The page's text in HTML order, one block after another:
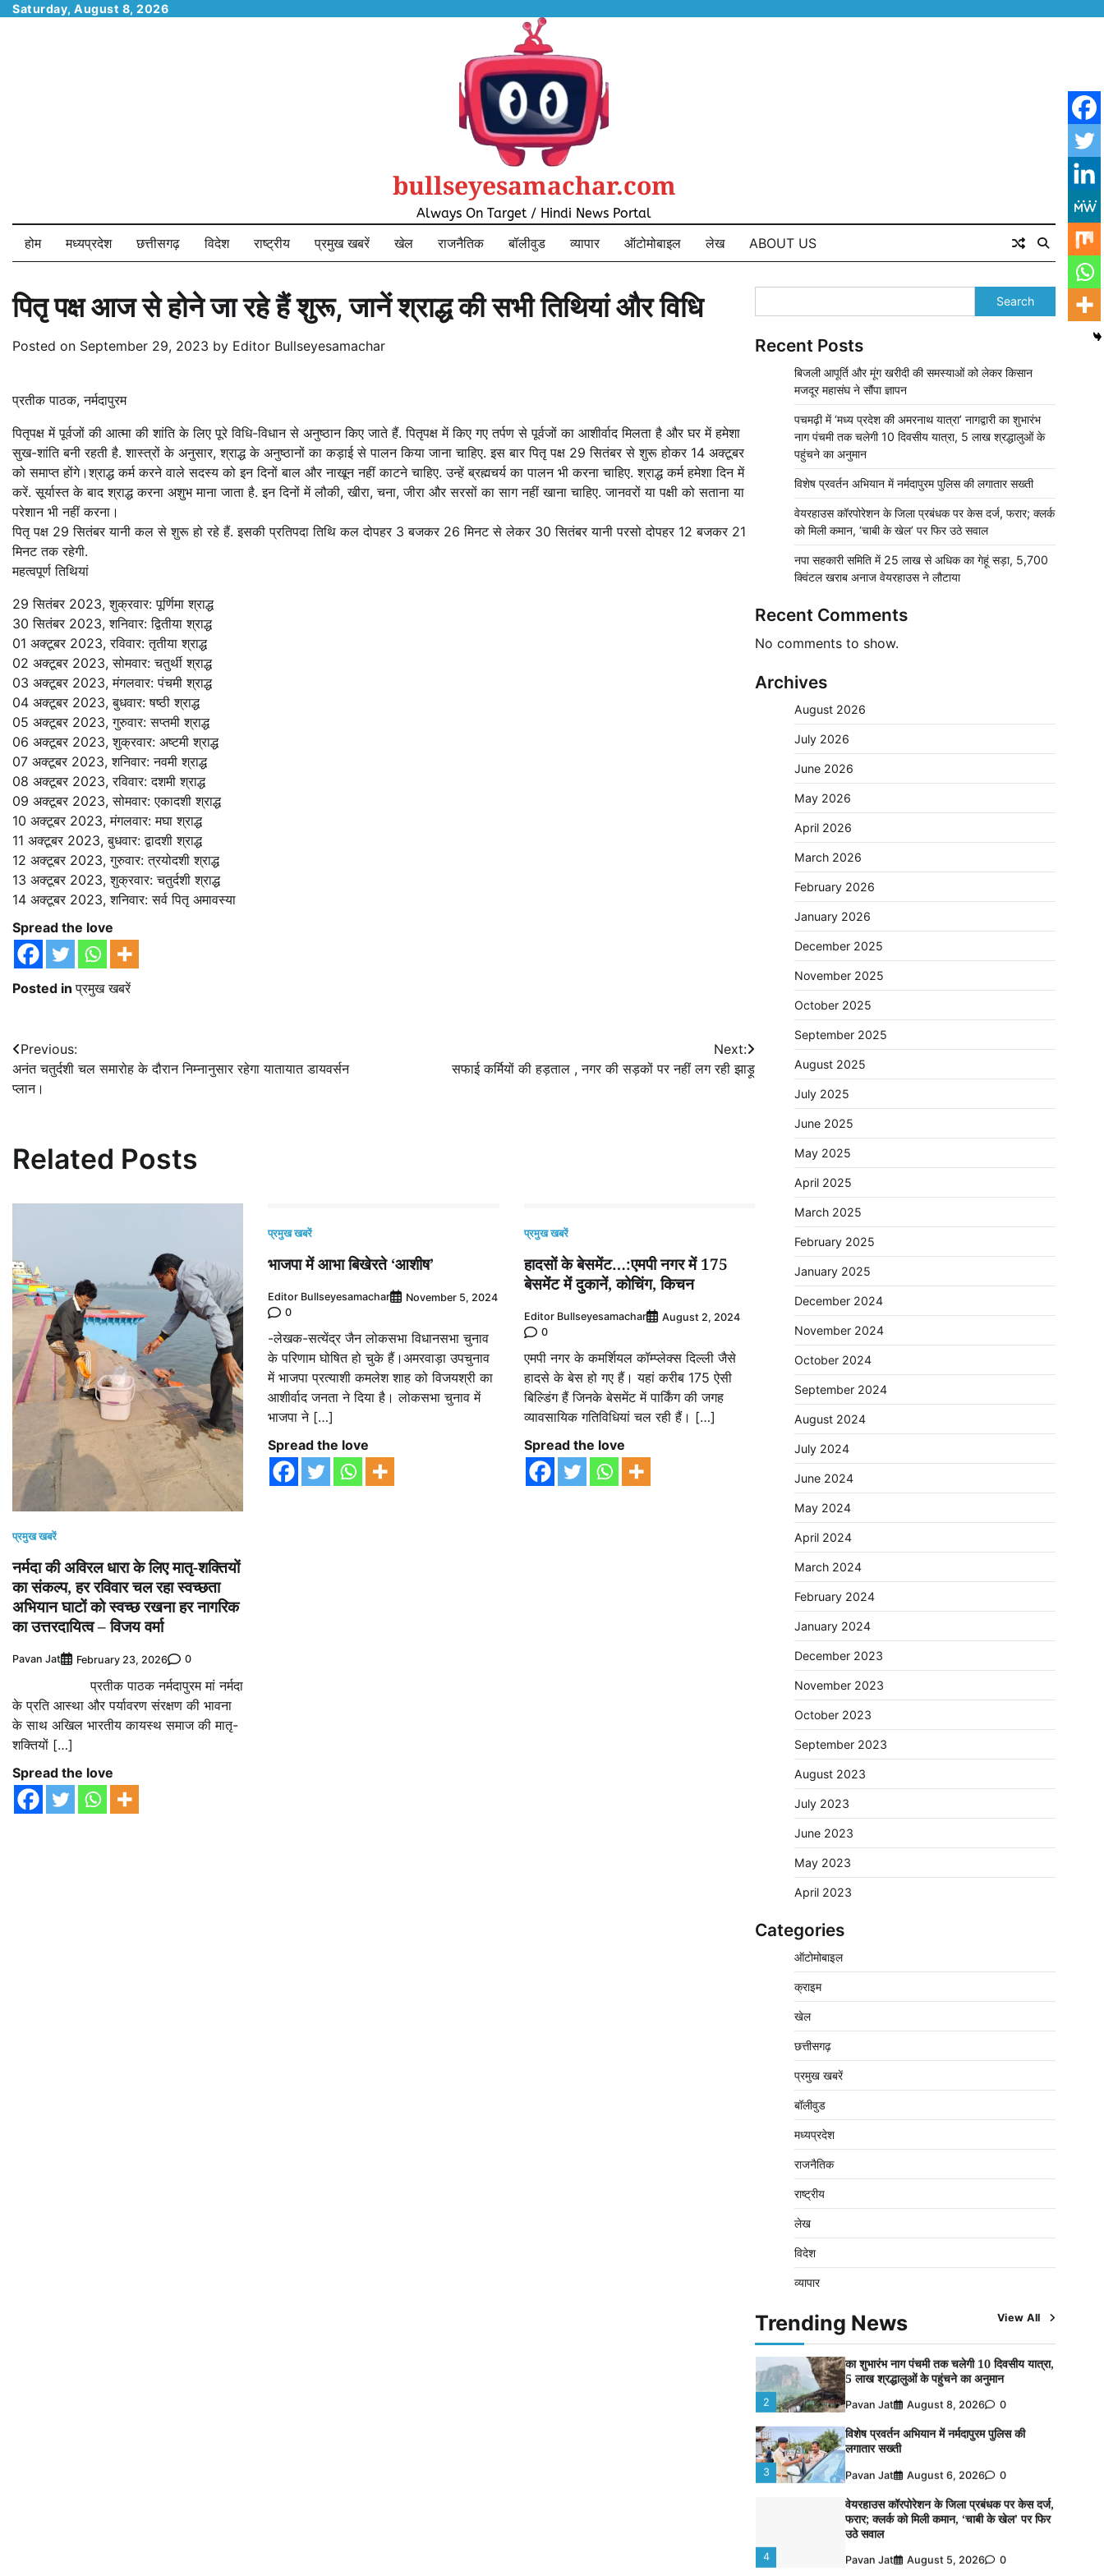
SkipSaturday, August 8, 2026
bullseyesamachar.com
Always On Target / Hindi News Portal
होम मध्यप्रदेश छत्तीसगढ़ विदेश राष्ट्रीय प्रमुख खबरें खेल राजनैतिक बॉलीवुड व्यापार ऑटोमोबाइल लेख ABOUT US
पितृ पक्ष आज से होने जा रहे हैं शुरू, जानें श्राद्ध की सभी तिथियां और विधि
Posted on September 29, 2023 by Editor Bullseyesamachar
प्रतीक पाठक, नर्मदापुरम
पितृपक्ष में पूर्वजों की आत्मा की शांति के लिए पूरे विधि-विधान से अनुष्ठान किए जाते हैं. पितृपक्ष में किए गए तर्पण से पूर्वजों का आशीर्वाद मिलता है और घर में हमेशा
सुख-शांति बनी रहती है. शास्त्रों के अनुसार, श्राद्ध के अनुष्ठानों का कड़ाई से पालन किया जाना चाहिए. इस बार पितृ पक्ष 29 सितंबर से शुरू होकर 14 अक्टूबर
को समाप्त होंगे।श्राद्ध कर्म करने वाले सदस्य को इन दिनों बाल और नाखून नहीं काटने चाहिए. उन्हें ब्रह्मचर्य का पालन भी करना चाहिए. श्राद्ध कर्म हमेशा दिन में
करें. सूर्यास्‍त के बाद श्राद्ध करना अशुभ माना जाता है. इन दिनों में लौकी, खीरा, चना, जीरा और सरसों का साग नहीं खाना चाहिए. जानवरों या पक्षी को सताना या
परेशान भी नहीं करना।
पितृ पक्ष 29 सितंबर यानी कल से शुरू हो रहे हैं. इसकी प्रतिपदा तिथि कल दोपहर 3 बजकर 26 मिनट से लेकर 30 सितंबर यानी परसो दोपहर 12 बजकर 21
मिनट तक रहेगी.
महत्वपूर्ण तिथियां
29 सितंबर 2023, शुक्रवार: पूर्णिमा श्राद्ध
30 सितंबर 2023, शनिवार: द्वितीया श्राद्ध
01 अक्टूबर 2023, रविवार: तृतीया श्राद्ध
02 अक्टूबर 2023, सोमवार: चतुर्थी श्राद्ध
03 अक्टूबर 2023, मंगलवार: पंचमी श्राद्ध
04 अक्टूबर 2023, बुधवार: षष्ठी श्राद्ध
05 अक्टूबर 2023, गुरुवार: सप्तमी श्राद्ध
06 अक्टूबर 2023, शुक्रवार: अष्टमी श्राद्ध
07 अक्टूबर 2023, शनिवार: नवमी श्राद्ध
08 अक्टूबर 2023, रविवार: दशमी श्राद्ध
09 अक्टूबर 2023, सोमवार: एकादशी श्राद्ध
10 अक्टूबर 2023, मंगलवार: मघा श्राद्ध
11 अक्टूबर 2023, बुधवार: द्वादशी श्राद्ध
12 अक्टूबर 2023, गुरुवार: त्रयोदशी श्राद्ध
13 अक्टूबर 2023, शुक्रवार: चतुर्दशी श्राद्ध
14 अक्टूबर 2023, शनिवार: सर्व पितृ अमावस्या
Spread the love
Posted inप्रमुख खबरें
Post
navigation
Previous:
अनंत चतुर्दशी चल समारोह के दौरान निम्नानुसार रहेगा यातायात डायवर्सन
प्लान।
Next:
सफाई कर्मियों की हड़ताल , नगर की सड़कों पर नहीं लग रही झाड़ू
Related Posts
प्रमुख खबरें
नर्मदा की अविरल धारा के लिए मातृ-शक्तियों
का संकल्प, हर रविवार चल रहा स्वच्छता
अभियान घाटों को स्वच्छ रखना हर नागरिक
का उत्तरदायित्व – विजय वर्मा
Pavan Jat February 23, 2026 0
प्रतीक पाठक नर्मदापुरम मां नर्मदा
के प्रति आस्था और पर्यावरण संरक्षण की भावना
के साथ अखिल भारतीय कायस्थ समाज की मातृ-
शक्तियों […]
Spread the love
प्रमुख खबरें
भाजपा में आभा बिखेरते ‘आशीष’
Editor Bullseyesamachar
November 5, 2024
0
-लेखक-सत्येंद्र जैन लोकसभा विधानसभा चुनाव
के परिणाम घोषित हो चुके हैं।अमरवाड़ा उपचुनाव
में भाजपा प्रत्याशी कमलेश शाह को विजयश्री का
आशीर्वाद जनता ने दिया है। लोकसभा चुनाव में
भाजपा ने […]
Spread the love
प्रमुख खबरें
हादसों के बेसमेंट…:एमपी नगर में 175
बेसमेंट में दुकानें, कोचिंग, किचन
Editor Bullseyesamachar
August 2, 2024
0
एमपी नगर के कमर्शियल कॉम्प्लेक्स दिल्ली जैसे
हादसे के बेस हो गए हैं। यहां करीब 175 ऐसी
बिल्डिंग हैं जिनके बेसमेंट में पार्किंग की जगह
व्यावसायिक गतिविधियां चल रही हैं। […]
Spread the love
Search
Recent Posts
बिजली आपूर्ति और मूंग खरीदी की समस्याओं को लेकर किसान
मजदूर महासंघ ने सौंपा ज्ञापन
पचमढ़ी में ‘मध्य प्रदेश की अमरनाथ यात्रा’ नागद्वारी का शुभारंभ
नाग पंचमी तक चलेगी 10 दिवसीय यात्रा, 5 लाख श्रद्धालुओं के
पहुंचने का अनुमान
विशेष प्रवर्तन अभियान में नर्मदापुरम पुलिस की लगातार सख्ती
वेयरहाउस कॉरपोरेशन के जिला प्रबंधक पर केस दर्ज, फरार; क्लर्क
को मिली कमान, ‘चाबी के खेल’ पर फिर उठे सवाल
नपा सहकारी समिति में 25 लाख से अधिक का गेहूं सड़ा, 5,700
क्विंटल खराब अनाज वेयरहाउस ने लौटाया
Recent Comments
No comments to show.
Archives
August 2026
July 2026
June 2026
May 2026
April 2026
March 2026
February 2026
January 2026
December 2025
November 2025
October 2025
September 2025
August 2025
July 2025
June 2025
May 2025
April 2025
March 2025
February 2025
January 2025
December 2024
November 2024
October 2024
September 2024
August 2024
July 2024
June 2024
May 2024
April 2024
March 2024
February 2024
January 2024
December 2023
November 2023
October 2023
September 2023
August 2023
July 2023
June 2023
May 2023
April 2023
Categories
ऑटोमोबाइल
क्राइम
खेल
छत्तीसगढ़
प्रमुख खबरें
बॉलीवुड
मध्यप्रदेश
राजनैतिक
राष्ट्रीय
लेख
विदेश
व्यापार
Trending News View All
5 लाख श्रद्धालुओं के पहुंचने का अनुमान
Pavan Jat August 8, 2026 0
विशेष प्रवर्तन अभियान में नर्मदापुरम पुलिस की
नपा सहकारी समिति में 25 लाख से अधिक का गेहूं
लौटाया
Pavan Jat August 5, 2026 0
बिजली आपूर्ति और मूंग खरीदी की समस्याओं को लेकर
0
2
का शुभारंभ नाग पंचमी तक चलेगी 10 दिवसीय यात्रा,
5 लाख श्रद्धालुओं के पहुंचने का अनुमान
3
विशेष प्रवर्तन अभियान में नर्मदापुरम पुलिस की
लगातार सख्ती
4
वेयरहाउस कॉरपोरेशन के जिला प्रबंधक पर केस दर्ज,
फरार; क्लर्क को मिली कमान, ‘चाबी के खेल’ पर फिर
उठे सवाल